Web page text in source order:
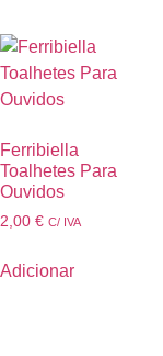
Ferribiella
Toalhetes Para
Ouvidos
2,00 € C/ IVA
Adicionar